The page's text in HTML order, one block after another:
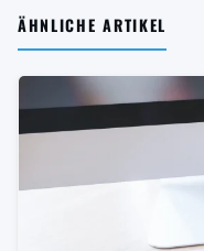
ÄHNLICHE ARTIKEL